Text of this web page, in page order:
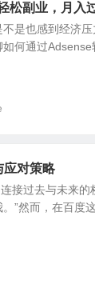
副业，月入
是也感到经济
何通过
应对策略
接过去与未来的
”然而，在百度